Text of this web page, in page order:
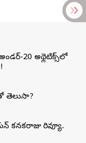
20 అథ్లెటిక్స్‌లో
తెలుసా?
కనకరాజు రివ్యూ..